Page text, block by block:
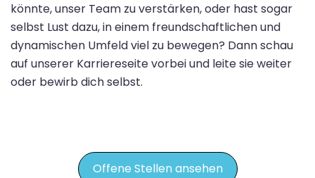
könnte, unser Team zu verstärken, oder hast sogar
selbst Lust dazu, in einem freundschaftlichen und
dynamischen Umfeld viel zu bewegen? Dann schau
auf unserer Karriereseite vorbei und leite sie weiter
oder bewirb dich selbst.
Offene Stellen ansehen